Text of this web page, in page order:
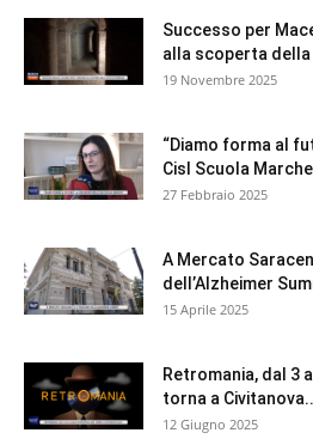
Successo per
alla scoperta
19 Novembre 2025
“Diamo forma al
Cisl Scuola
27 Febbraio 2025
A Mercato
dell’Alzheimer
15 Aprile 2025
Retromania, dal 3
torna a
12 Giugno 2025